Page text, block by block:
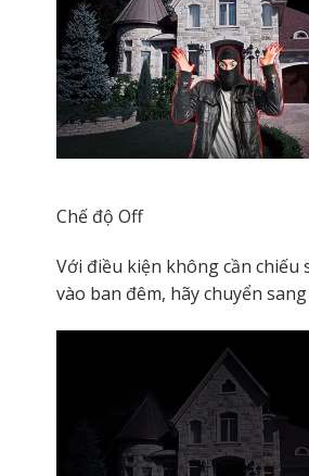
Chế độ Off
Với điều kiện không cần chiếu
vào ban đêm, hãy chuyển